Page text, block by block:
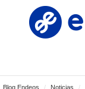
Blog Endeos Noticias